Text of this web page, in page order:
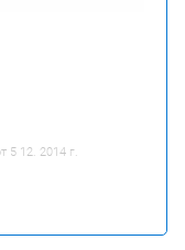
5 12. 2014 г.